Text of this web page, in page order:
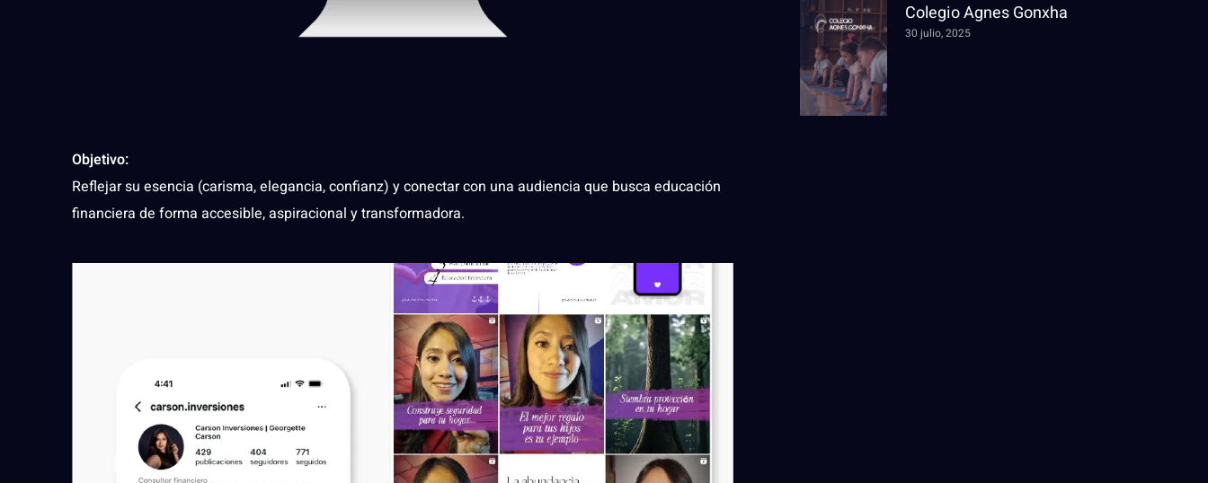
Objetivo:
Reflejar su esencia (carisma, elegancia, confianz) y conectar con una audiencia que busca educación
financiera de forma accesible, aspiracional y transformadora.
Colegio Agnes Gonxha
30 julio, 2025